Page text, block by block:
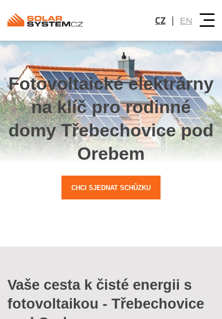
CZ EN
Fotovoltaické elektrárny
na klíč pro rodinné
domy Třebechovice pod
Orebem
CHCI SJEDNAT SCHŮZKU
Vaše cesta k čisté energii s
fotovoltaikou - Třebechovice